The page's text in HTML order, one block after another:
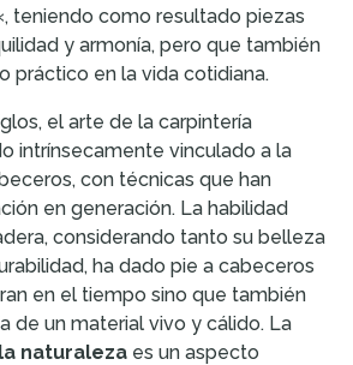
teniendo como resultado piezas
y armonía, pero que también
práctico en la vida cotidiana.
el arte de la carpintería
intrínsecamente vinculado a la
con técnicas que han
en generación. La habilidad
considerando tanto su belleza
ha dado pie a cabeceros
en el tiempo sino que también
de un material vivo y cálido. La
naturaleza es un aspecto